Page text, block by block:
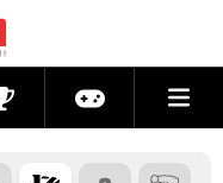
CompétitionsActu jeux